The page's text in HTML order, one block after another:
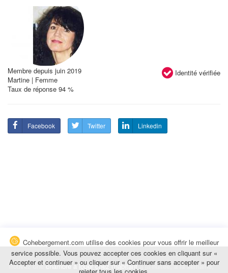
Identité vérifiée
Membre depuis juin 2019
Martine | Femme
Taux de réponse 94 %
Facebook Twitter Linkedin
Trouvez unechambre à louer chez l'habitantà la nuitée, à la semaine,
Cohebergement.com utilise des cookies pour vous offrir le meilleur
service possible. Vous pouvez accepter ces cookies en cliquant sur «
Accepter et continuer » ou cliquer sur « Continuer sans accepter » pour